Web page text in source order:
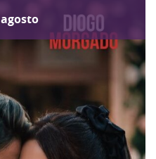
agosto